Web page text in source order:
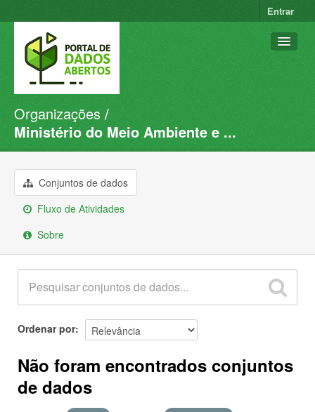
Entrar
Conjuntos de dados
Organizações
Sobre
Organizações
Ministério do Meio Ambiente e ...
Conjuntos de dados
Fluxo de Atividades
Sobre
Ordenar por
Não foram encontrados conjuntos
de dados